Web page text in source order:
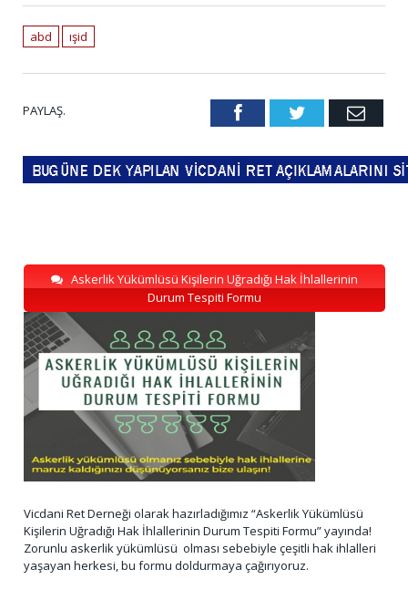
abd ışid
PAYLAŞ. FacebookTwitter Email
Askerlik Yükümlüsü Kişilerin Uğradığı Hak İhlallerinin
Durum Tespiti Formu
Vicdani Ret Derneği olarak hazırladığımız “Askerlik Yükümlüsü
Kişilerin Uğradığı Hak İhlallerinin Durum Tespiti Formu” yayında!
Zorunlu askerlik yükümlüsü olması sebebiyle çeşitli hak ihlalleri
yaşayan herkesi, bu formu doldurmaya çağırıyoruz.